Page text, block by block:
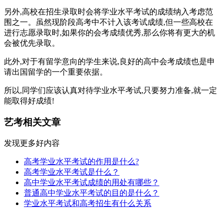
另外,高校在招生录取时会将学业水平考试的成绩纳入考虑范
围之一。虽然现阶段高考中不计入该考试成绩,但一些高校在
进行志愿录取时,如果你的会考成绩优秀,那么你将有更大的机
会被优先录取。
此外,对于有留学意向的学生来说,良好的高中会考成绩也是申
请出国留学的一个重要依据。
所以,同学们应该认真对待学业水平考试,只要努力准备,就一定
能取得好成绩!
艺考相关文章
发现更多好内容
高考学业水平考试的作用是什么?
高考学业水平考试是什么？
高中学业水平考试成绩的用处有哪些？
普通高中学业水平考试的目的是什么？
学业水平考试和高考招生有什么关系